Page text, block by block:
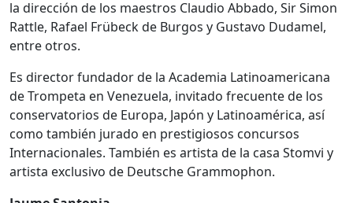
la dirección de los maestros Claudio Abbado, Sir Simon
Rattle, Rafael Frübeck de Burgos y Gustavo Dudamel,
entre otros.
Es director fundador de la Academia Latinoamericana
de Trompeta en Venezuela, invitado frecuente de los
conservatorios de Europa, Japón y Latinoamérica, así
como también jurado en prestigiosos concursos
Internacionales. También es artista de la casa Stomvi y
artista exclusivo de Deutsche Grammophon.